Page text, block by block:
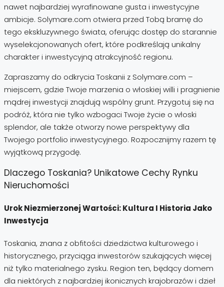
nawet najbardziej wyrafinowane gusta i inwestycyjne
ambicje. Solymare.com otwiera przed Tobą bramę do
tego ekskluzywnego świata, oferując dostęp do starannie
wyselekcjonowanych ofert, które podkreślają unikalny
charakter i inwestycyjną atrakcyjność regionu.
Zapraszamy do odkrycia Toskanii z Solymare.com –
miejscem, gdzie Twoje marzenia o włoskiej willi i pragnienie
mądrej inwestycji znajdują wspólny grunt. Przygotuj się na
podróż, która nie tylko wzbogaci Twoje życie o włoski
splendor, ale także otworzy nowe perspektywy dla
Twojego portfolio inwestycyjnego. Rozpocznijmy razem tę
wyjątkową przygodę.
Dlaczego Toskania? Unikatowe Cechy Rynku
Nieruchomości
Urok Niezmierzonej Wartości: Kultura I Historia Jako
Inwestycja
Toskania, znana z obfitości dziedzictwa kulturowego i
historycznego, przyciąga inwestorów szukających więcej
niż tylko materialnego zysku. Region ten, będący domem
dla niektórych z najbardziej ikonicznych krajobrazów i dzieł